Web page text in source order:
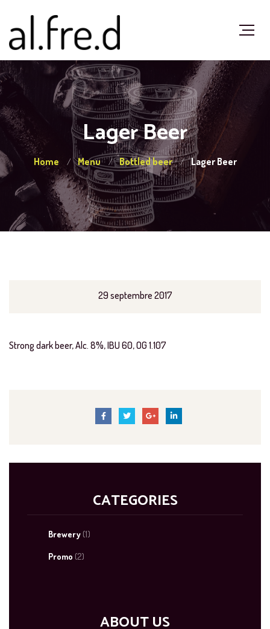
Lager Beer
Home Menu Bottled beer Lager Beer
29 septembre 2017
Strong dark beer, Alc. 8%, IBU 60, OG 1.107
CATEGORIES
Brewery (1)
Promo (2)
ABOUT US